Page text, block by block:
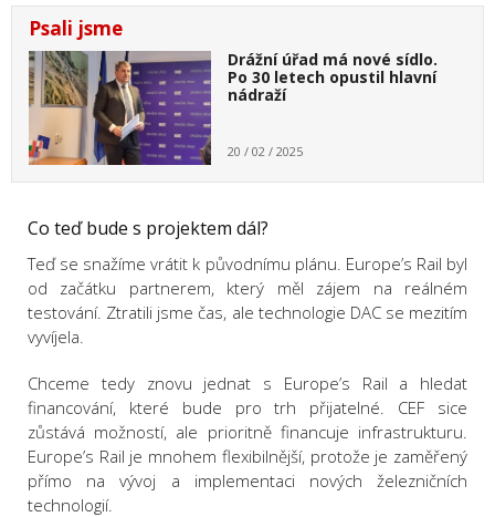
Psali jsme
Drážní úřad má nové sídlo.
Po 30 letech opustil hlavní
nádraží
20 / 02 / 2025
Co teď bude s projektem dál?
Teď se snažíme vrátit k původnímu plánu. Europe’s Rail byl
od začátku partnerem, který měl zájem na reálném
testování. Ztratili jsme čas, ale technologie DAC se mezitím
vyvíjela.
Chceme tedy znovu jednat s Europe’s Rail a hledat
financování, které bude pro trh přijatelné. CEF sice
zůstává možností, ale prioritně financuje infrastrukturu.
Europe’s Rail je mnohem flexibilnější, protože je zaměřený
přímo na vývoj a implementaci nových železničních
technologií.